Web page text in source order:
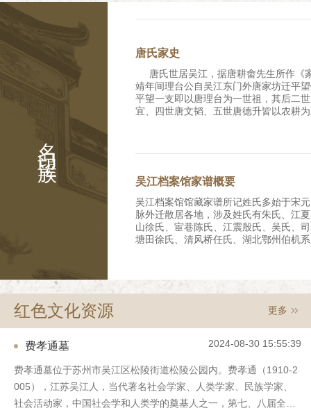
名门望族
唐氏家史
唐氏世居吴江，据唐耕畬先生所作《
靖年间理台公自吴江东门外唐家坊迁平
平望一支即以唐理台为一世祖，其后二
宜、四世唐文韬、五世唐德升皆以农耕
遭兵燹，商业萧条，唐氏家产受损。战
并出租耕地逐渐恢复家业，清末在乎望
的唐大昌丝茧行，号称“唐半镇”、“唐
(修龄)生芝明、芝兴、芝芹等子，是为
兴(排行二或四)在平望镇西塘街合建三
堂，前为铺面门楼，后面二进，兄弟俩
堂界碑。 芝明长子唐耕畬为南社社
武汉大学历史系系主任、教授，已亡
唐芝兴一支生长子昌言（伯文）、次子
名，幼时他人领养，早亡，无子嗣）、
幼女品珍适盛泽简家。 唐芝兴一支于
屋于柳家弄南口（今该弄19号），前后
房，有花坛之属，院中植枇杷树，夏时
吴江档案馆家谱概要
吴江档案馆馆藏家谱所记姓氏多始于宋
脉外迁散居各地，涉及姓氏有朱氏、江
山徐氏、宦巷陈氏、江震殷氏、吴氏、
塘田徐氏、清风桥任氏、湖北鄂州伯机
载；第五代费允伦（字梅原）为康熙年
元衡（字思任）、第七代费谦宜（字又
（字玉衡）均考中举人；第七代费廷珍
程，派属泾溪，清顺治七年迁居吴江县
古称笠泽而名其支族。谱载序文、祭文
氏族人于清末有多人出国留学，回国后
路实业、银行金融等行业。其中施肇基
红色文化资源 更多
费孝通墓 2024-08-30 15:55:39
费孝通墓位于苏州市吴江区松陵街道松陵公园内。费孝通（1910-2
005），江苏吴江人，当代著名社会学家、人类学家、民族学家、
社会活动家，中国社会学和人类学的奠基人之一，第七、八届全国